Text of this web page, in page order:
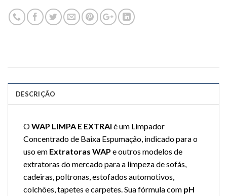
DESCRIÇÃO
OWAP LIMPA E EXTRAI é um Limpador
Concentrado de Baixa Espumação, indicado para o
uso em Extratoras WAP e outros modelos de
extratoras do mercado para a limpeza de sofás,
cadeiras, poltronas, estofados automotivos,
colchões, tapetes e carpetes. Sua fórmula com pH